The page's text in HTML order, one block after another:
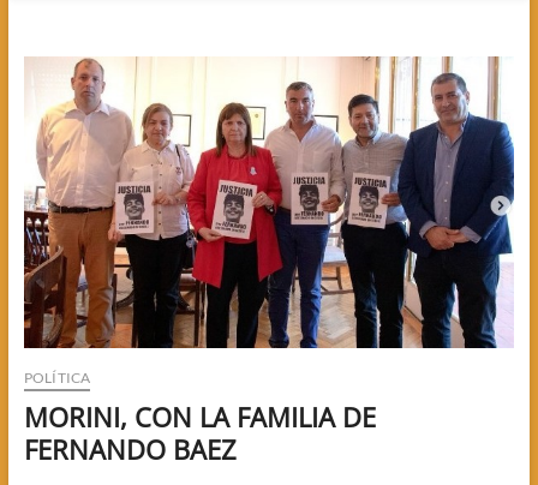
POLÍTICA
MORINI, CON LA FAMILIA DE
FERNANDO BAEZ